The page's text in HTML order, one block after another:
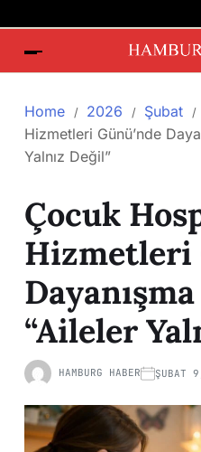
Home 2026 Şubat
Hizmetleri Günü’nde
Yalnız Değil”
Çocuk
Hizmetleri
“Aileler
HAMBURG HABER ŞUBAT